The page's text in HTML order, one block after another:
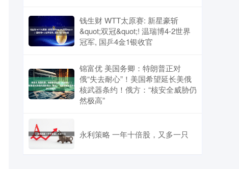
钱生财 WTT太原赛: 新星豪斩
&quot;双冠&quot;! 温瑞博4-2世界
冠军, 国乒4金1银收官
锦富优 美国务卿：特朗普正对
俄“失去耐心”！美国希望延长美俄
核武器条约！俄方：“核安全威胁仍
然极高”
永利策略 一年十倍股，又多一只